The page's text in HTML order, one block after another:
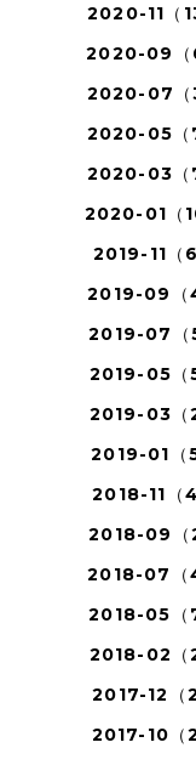
2020-11（
2020-09（
2020-07（
2020-05（
2020-03（
2020-01（
2019-11（6
2019-09（4
2019-07（5
2019-05（5
2019-03（2
2019-01（5
2018-11（4
2018-09（2
2018-07（4
2018-05（7
2018-02（2
2017-12（2
2017-10（2